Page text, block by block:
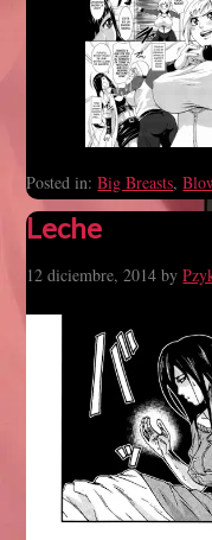
Posted in:Big Breasts,
Leche
12 diciembre, 2014 by